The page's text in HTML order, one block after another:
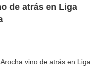
de atrás en Liga